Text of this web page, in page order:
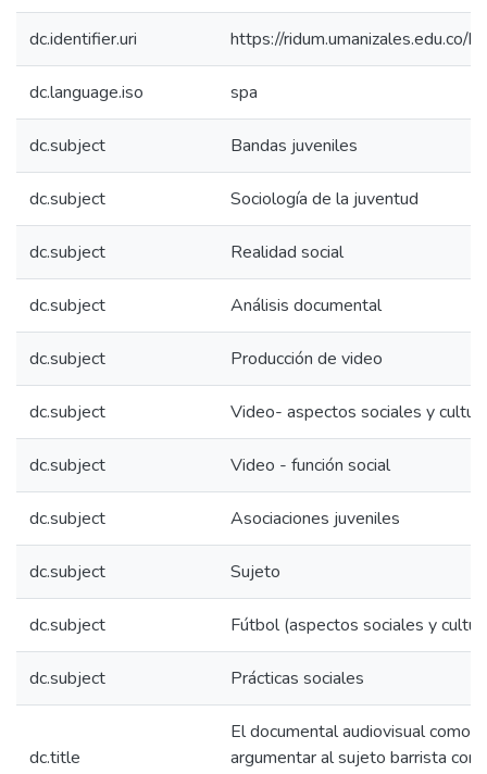
dc.identifier.uri https://
dc.language.iso spa
dc.subject Bandas juveniles
dc.subject Sociología de la juventud
dc.subject Realidad social
dc.subject Análisis documental
dc.subject Producción de video
dc.subject Video- aspectos sociales y
dc.subject Video - función social
dc.subject Asociaciones juveniles
dc.subject Sujeto
dc.subject Fútbol (aspectos sociales y
dc.subject Prácticas sociales
dc.title
El documental audiovisual como
argumentar al sujeto barrista